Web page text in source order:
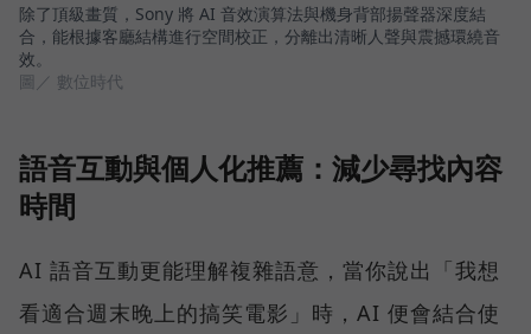
除了頂級畫質，Sony 將 AI 音效演算法與機身背部揚聲器深度結
合，能根據客廳結構進行空間校正，分離出清晰人聲與震撼環繞音
效。
圖／ 數位時代
語音互動與個人化推薦：減少尋找內容
時間
AI 語音互動更能理解複雜語意，當你說出「我想
看適合週末晚上的搞笑電影」時，AI 便會結合使